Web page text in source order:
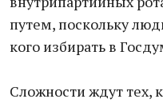
путем, поскольку
кого избирать в
Сложности ждут тех,